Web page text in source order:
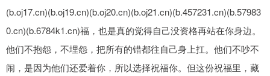
(b.oj17.cn)(b.oj19.cn)(b.oj20.cn)(b.oj21.cn)(b.457231.cn)(b.57983
0.cn)(b.6784k1.cn)福，也是真的觉得自己没资格再站在你身边。
他们不抱怨，不埋怨，把所有的错都往自己身上扛。他们不吵不
闹，是因为他们还爱着你，所以选择祝福你。但这份祝福里，藏